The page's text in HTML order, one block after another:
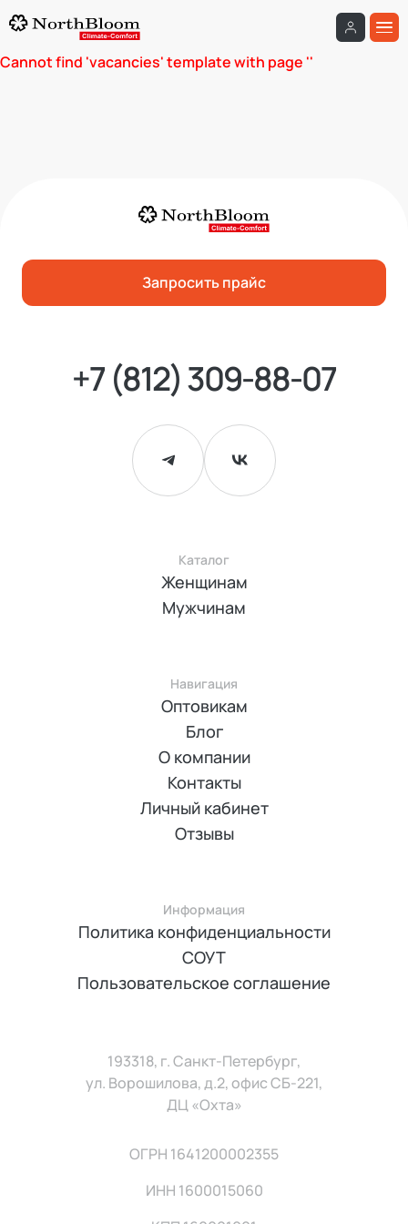
Cannot find 'vacancies' template with page ''
Запросить прайс
+7 (812) 309-88-07
Каталог
Женщинам
Мужчинам
Навигация
Оптовикам
Блог
О компании
Контакты
Личный кабинет
Отзывы
Информация
Политика конфиденциальности
СОУТ
Пользовательское соглашение
193318, г. Санкт-Петербург,
ул. Ворошилова, д.2, офис СБ-221,
ДЦ «Охта»
ОГРН 1641200002355
ИНН 1600015060